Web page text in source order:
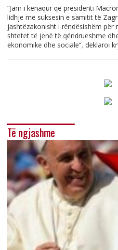
“Jam i kënaqur që presidenti
lidhje me suksesin e samitit të
jashtëzakonisht i rëndësishëm për
shtetet të jenë të qëndrueshme
ekonomike dhe sociale”, deklaroi
Të ngjashme